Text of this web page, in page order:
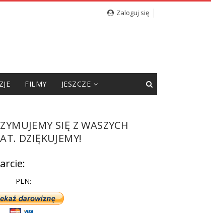
Zaloguj się
FILMY JESZCZE
SIĘ Z WASZYCH
DZIĘKUJEMY!
PLN: